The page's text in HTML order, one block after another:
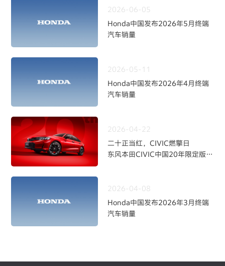
2026-06-05
Honda中国发布2026年5月终端
汽车销量
2026-05-11
Honda中国发布2026年4月终端
汽车销量
2026-04-22
二十正当红，CIVIC燃擎日
东风本田CIVIC中国20年限定版焕
2026-04-08
Honda中国发布2026年3月终端
汽车销量